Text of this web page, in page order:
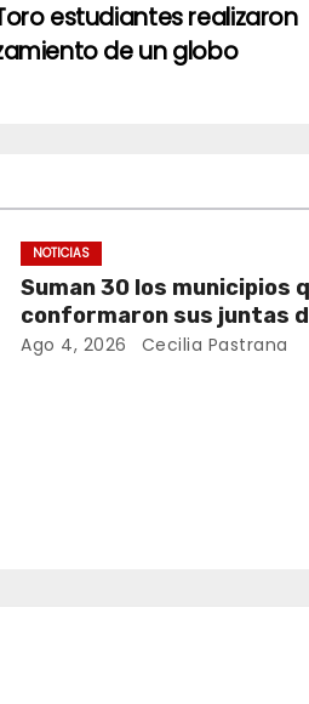
estudiantes realizaron
de un globo
NOTICIAS
Suman 30 los municipios
conformaron sus juntas
Defensa Civil
Ago 4, 2026 Cecilia Pastrana